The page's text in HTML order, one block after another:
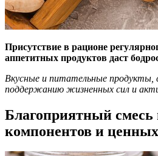
Присутствие в рационе
аппетитных продуктов даст
Вкусные и питательные продукты,
поддержанию жизненных сил и
Благоприятный смесь
компонентов и